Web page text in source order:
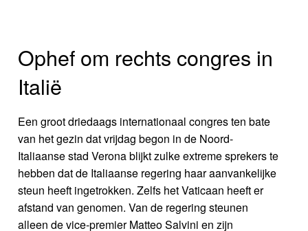
Ophef om rechts congres in
Italië
Een groot driedaags internationaal congres ten bate
van het gezin dat vrijdag begon in de Noord-
Italiaanse stad Verona blijkt zulke extreme sprekers te
hebben dat de Italiaanse regering haar aanvankelijke
steun heeft ingetrokken. Zelfs het Vaticaan heeft er
afstand van genomen. Van de regering steunen
alleen de vice-premier Matteo Salvini en zijn